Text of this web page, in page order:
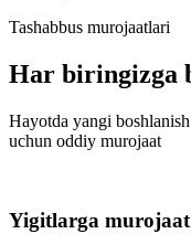
Tashabbus murojaatlari
Har biringizga
Hayotda yangi
uchun oddiy murojaat
Yigitlarga murojaat